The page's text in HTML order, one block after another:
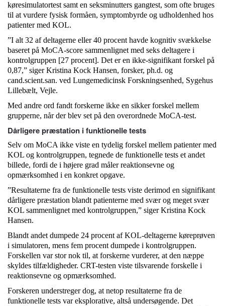
køresimulatortest samt en seksminutters gangtest, som ofte bruges
til at vurdere fysisk formåen, symptombyrde og udholdenhed hos
patienter med KOL.
”I alt 32 af deltagerne eller 40 procent havde kognitiv svækkelse
baseret på MoCA-score sammenlignet med seks deltagere i
kontrolgruppen [27 procent]. Det er en ikke-signifikant forskel på
0,87,” siger Kristina Kock Hansen, forsker, ph.d. og
cand.scient.san. ved Lungemedicinsk Forskningsenhed, Sygehus
Lillebælt, Vejle.
Med andre ord fandt forskerne ikke en sikker forskel mellem
grupperne, når der blev set på den overordnede MoCA-test.
Dårligere præstation i funktionelle tests
Selv om MoCA ikke viste en tydelig forskel mellem patienter med
KOL og kontrolgruppen, tegnede de funktionelle tests et andet
billede, fordi de i højere grad måler reaktionsevne og
opmærksomhed i en konkret opgave.
”Resultaterne fra de funktionelle tests viste derimod en signifikant
dårligere præstation blandt patienterne med svær og meget svær
KOL sammenlignet med kontrolgruppen,” siger Kristina Kock
Hansen.
Blandt andet dumpede 24 procent af KOL-deltagerne køreprøven
i simulatoren, mens fem procent dumpede i kontrolgruppen.
Forskellen var stor nok til, at forskerne vurderer, at den næppe
skyldes tilfældigheder. CRT-testen viste tilsvarende forskelle i
reaktionsevne og opmærksomhed.
Forskeren understreger dog, at netop resultaterne fra de
funktionelle tests var eksplorative, altså undersøgende. Det